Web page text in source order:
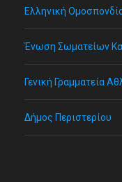
Ελληνική
Ένωση Σωματείων
Γενική Γραμματεία
Δήμος Περιστερίου